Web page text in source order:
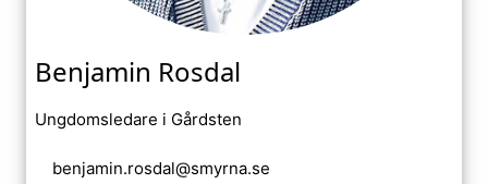
Benjamin Rosdal
Ungdomsledare i Gårdsten
benjamin.rosdal@smyrna.se